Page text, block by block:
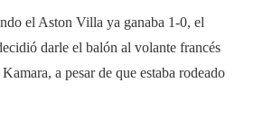
el Aston Villa ya ganaba 1-0, el
darle el balón al volante francés
a pesar de que estaba rodeado